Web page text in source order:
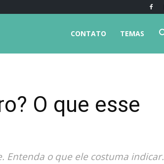
TEMAS
CONTATO
O que esse
o que ele costuma indicar.